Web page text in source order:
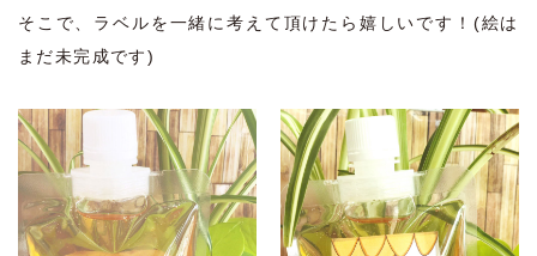
そこで、ラベルを一緒に考えて頂けたら嬉しいです！(絵は
まだ未完成です)